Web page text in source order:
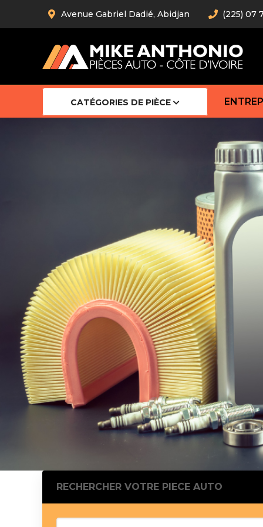
Avenue Gabriel Dadié, Abidjan (225) 07
CATÉGORIES DE PIÈCE
Barre
Barre
Robot
Bras
Cardan
Pistons
Feu
Bague
Bague
Calle
Chaine
RECHERCHER VOTRE PIECE AUTO